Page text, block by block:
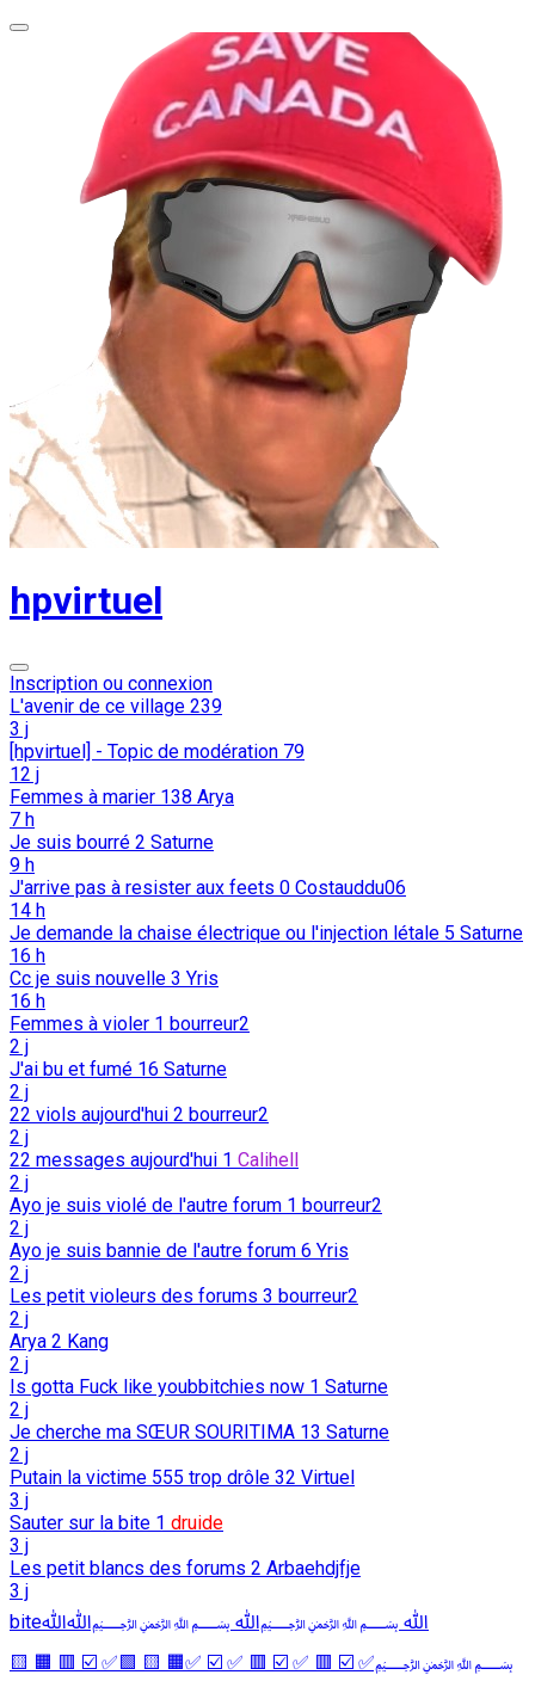
hpvirtuel
Inscription ou connexion
L'avenir de ce village 239
3 j
[hpvirtuel] - Topic de modération 79
12 j
Femmes à marier 138 Arya
7 h
Je suis bourré 2 Saturne
9 h
J'arrive pas à resister aux feets 0 Costauddu06
14 h
Je demande la chaise électrique ou l'injection létale 5 Saturne
16 h
Cc je suis nouvelle 3 Yris
16 h
Femmes à violer 1 bourreur2
2 j
J'ai bu et fumé 16 Saturne
2 j
22 viols aujourd'hui 2 bourreur2
2 j
22 messages aujourd'hui 1 Calihell
2 j
Ayo je suis violé de l'autre forum 1 bourreur2
2 j
Ayo je suis bannie de l'autre forum 6 Yris
2 j
Les petit violeurs des forums 3 bourreur2
2 j
Arya 2 Kang
2 j
Is gotta Fuck like youbbitchies now 1 Saturne
2 j
Je cherche ma SŒUR SOURITIMA 13 Saturne
2 j
Putain la victime 555 trop drôle 32 Virtuel
3 j
Sauter sur la bite 1 druide
3 j
Les petit blancs des forums 2 Arbaehdjfje
3 j
biteﷲ ﷽ﷲ ﷽ﷲﷲ
﷽✅ ☑️ 🟥 ✅ ☑️ 🟥 ✅ ☑️ ✅🟧 🟨 🟩✅ ☑️ 🟥 🟧 🟨